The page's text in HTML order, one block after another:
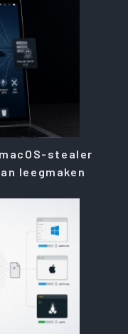
stealer
leegmaken